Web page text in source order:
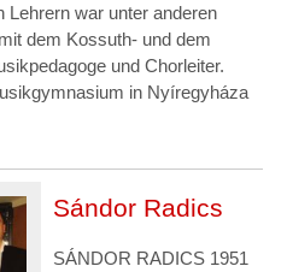
Lehrern war unter anderen
dem Kossuth- und dem
und Chorleiter.
in Nyíregyháza
Sándor Radics
SÁNDOR RADICS 1951